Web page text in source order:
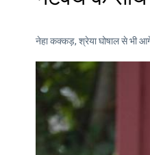
नेहा कक्कड़, श्रेया घोषाल से भी